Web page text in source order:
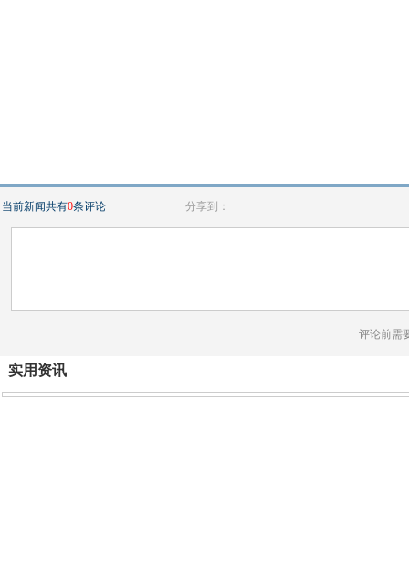
当前新闻共有0条评论 分享到：
评论前需
实用资讯